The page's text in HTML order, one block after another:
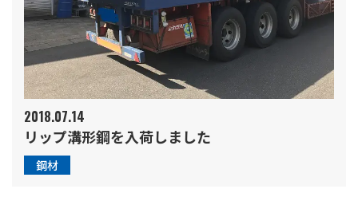
2018.07.14
リップ溝形鋼を入荷しました
鋼材